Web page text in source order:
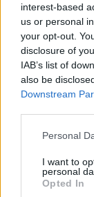
interest-based
us or personal
your opt-out.
disclosure of
IAB’s list of
also be
Downstream
Please note
not limited to
grant or deny
use your data
Personal
I want to
personal
Opted In
Pełna
W